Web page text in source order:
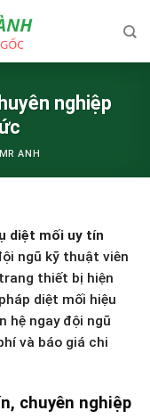
nghiệp
MR ANH
diệt mối uy tín
ngũ kỹ thuật viên
thiết bị hiện
diệt mối hiệu
hệ ngay đội ngũ
và báo giá chi
chuyên nghiệp